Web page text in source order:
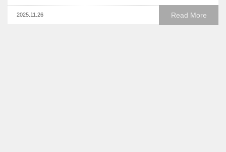
Read More
2025.11.26